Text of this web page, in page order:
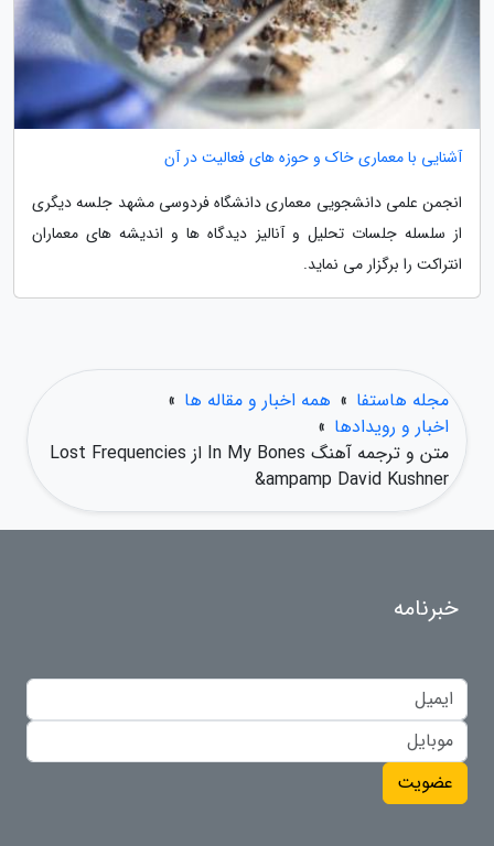
آشنایی با معماری خاک و حوزه های فعالیت در آن
انجمن علمی دانشجویی معماری دانشگاه فردوسی مشهد جلسه دیگری
از سلسله جلسات تحلیل و آنالیز دیدگاه ها و اندیشه های معماران
انتراکت را برگزار می نماید.
مجله هاستفا » همه اخبار و مقاله ها »
اخبار و رویدادها »
متن و ترجمه آهنگ In My Bones از Lost Frequencies
&ampamp David Kushner
خبرنامه
عضویت